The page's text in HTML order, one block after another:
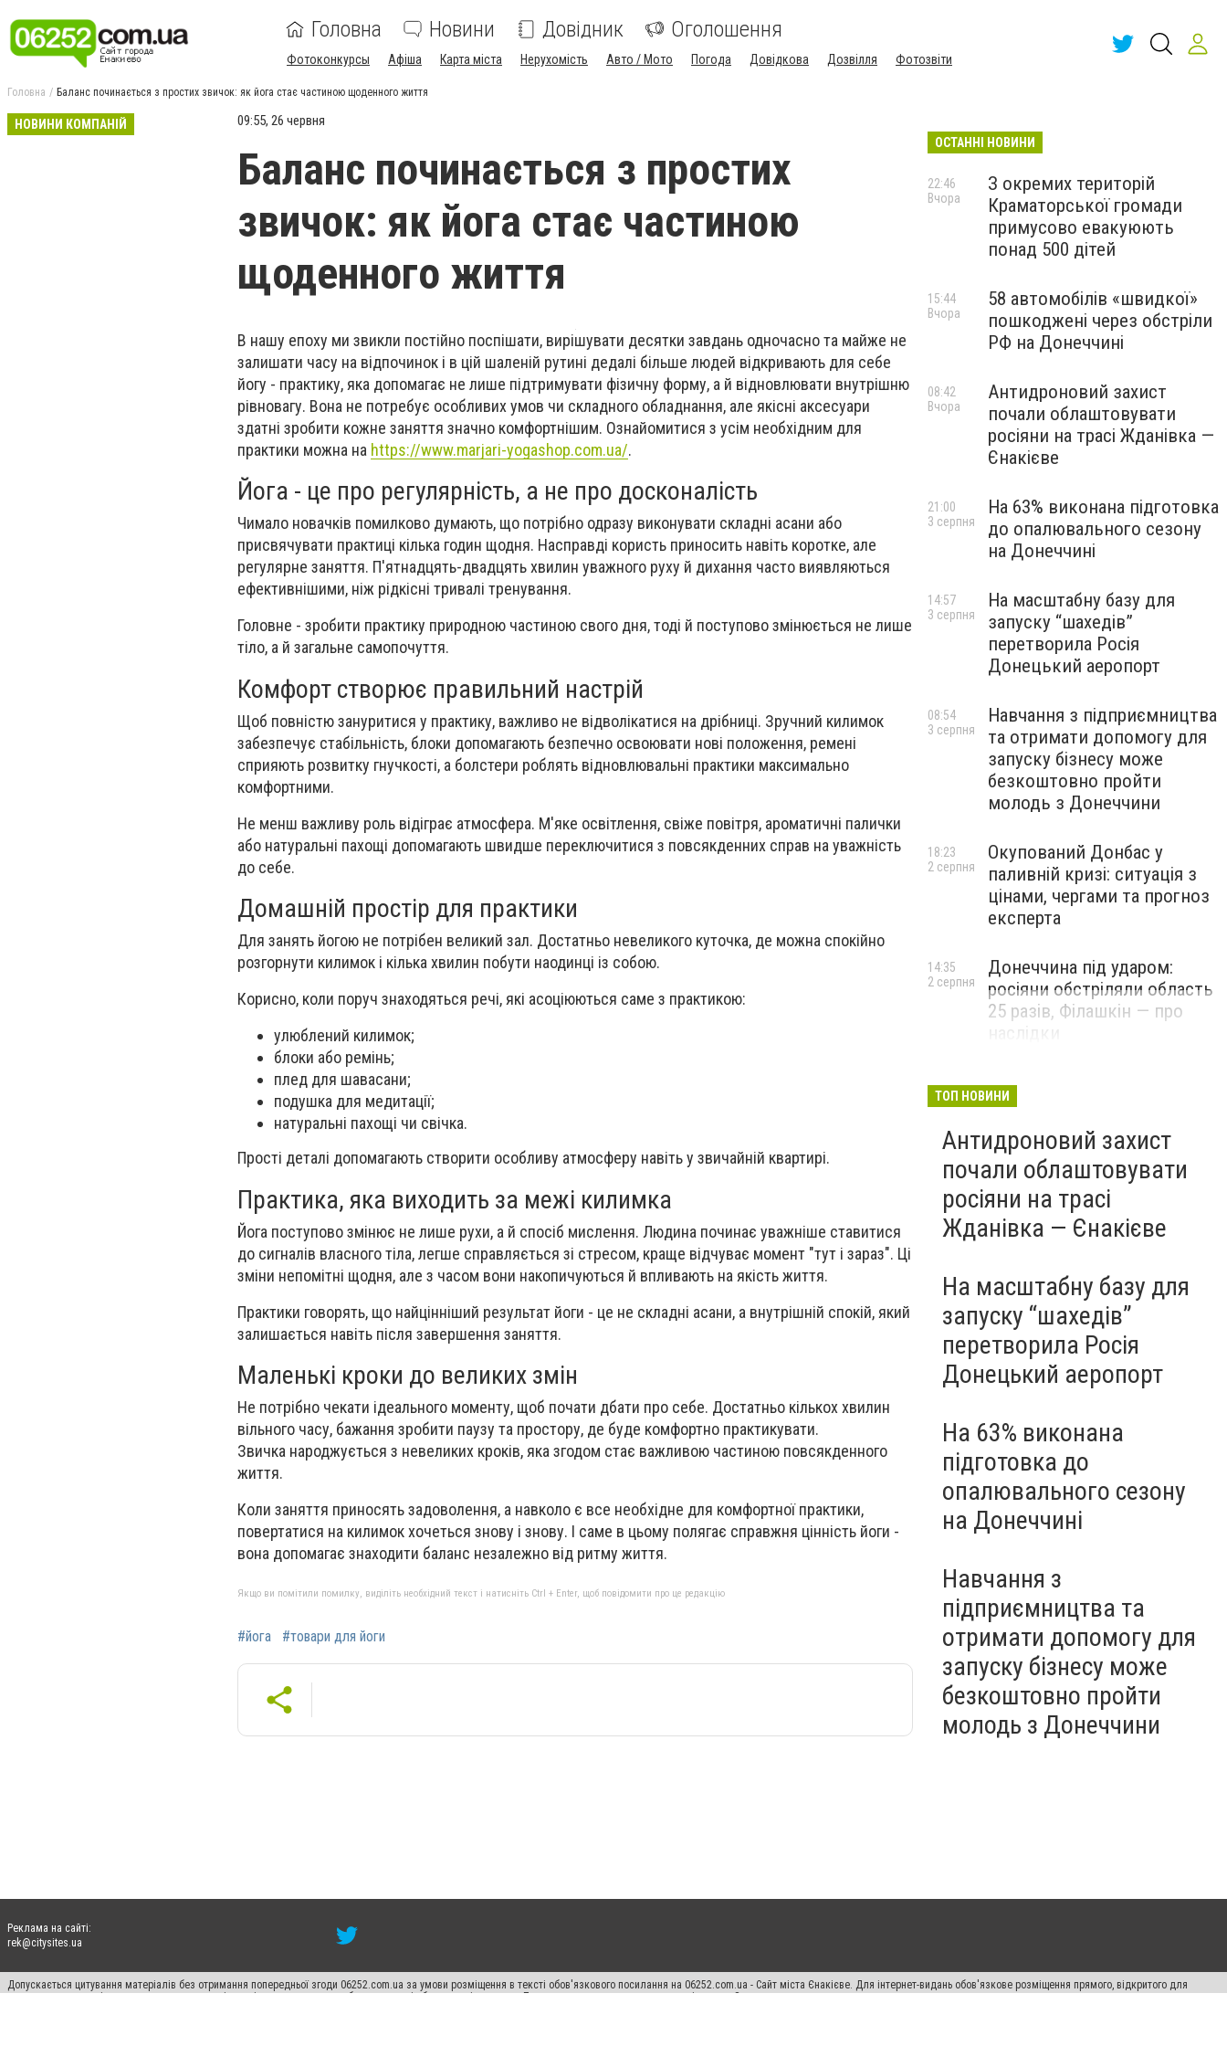
Головна Новини Довідник Оголошення
Фотоконкурсы Афіша Карта міста Нерухомість Авто / Мото Погода Довідкова Дозвілля Фотозвіти
Головна Баланс починається з простих звичок: як йога стає частиною щоденного життя
НОВИНИ КОМПАНІЙ 09:55, 26 червня
Баланс починається з простих
звичок: як йога стає частиною
щоденного життя
В нашу епоху ми звикли постійно поспішати, вирішувати десятки завдань одночасно та майже не
залишати часу на відпочинок і в цій шаленій рутині дедалі більше людей відкривають для себе
йогу - практику, яка допомагає не лише підтримувати фізичну форму, а й відновлювати внутрішню
рівновагу. Вона не потребує особливих умов чи складного обладнання, але якісні аксесуари
здатні зробити кожне заняття значно комфортнішим. Ознайомитися з усім необхідним для
практики можна на https://www.marjari-yogashop.com.ua/.
Йога - це про регулярність, а не про досконалість
Чимало новачків помилково думають, що потрібно одразу виконувати складні асани або
присвячувати практиці кілька годин щодня. Насправді користь приносить навіть коротке, але
регулярне заняття. П'ятнадцять-двадцять хвилин уважного руху й дихання часто виявляються
ефективнішими, ніж рідкісні тривалі тренування.
Головне - зробити практику природною частиною свого дня, тоді й поступово змінюється не лише
тіло, а й загальне самопочуття.
Комфорт створює правильний настрій
Щоб повністю зануритися у практику, важливо не відволікатися на дрібниці. Зручний килимок
забезпечує стабільність, блоки допомагають безпечно освоювати нові положення, ремені
сприяють розвитку гнучкості, а болстери роблять відновлювальні практики максимально
комфортними.
Не менш важливу роль відіграє атмосфера. М'яке освітлення, свіже повітря, ароматичні палички
або натуральні пахощі допомагають швидше переключитися з повсякденних справ на уважність
до себе.
Домашній простір для практики
Для занять йогою не потрібен великий зал. Достатньо невеликого куточка, де можна спокійно
розгорнути килимок і кілька хвилин побути наодинці із собою.
Корисно, коли поруч знаходяться речі, які асоціюються саме з практикою:
улюблений килимок;
блоки або ремінь;
плед для шавасани;
подушка для медитації;
натуральні пахощі чи свічка.
Прості деталі допомагають створити особливу атмосферу навіть у звичайній квартирі.
Практика, яка виходить за межі килимка
Йога поступово змінює не лише рухи, а й спосіб мислення. Людина починає уважніше ставитися
до сигналів власного тіла, легше справляється зі стресом, краще відчуває момент "тут і зараз". Ці
зміни непомітні щодня, але з часом вони накопичуються й впливають на якість життя.
Практики говорять, що найцінніший результат йоги - це не складні асани, а внутрішній спокій, який
залишається навіть після завершення заняття.
Маленькі кроки до великих змін
Не потрібно чекати ідеального моменту, щоб почати дбати про себе. Достатньо кількох хвилин
вільного часу, бажання зробити паузу та простору, де буде комфортно практикувати.
Звичка народжується з невеликих кроків, яка згодом стає важливою частиною повсякденного
життя.
Коли заняття приносять задоволення, а навколо є все необхідне для комфортної практики,
повертатися на килимок хочеться знову і знову. І саме в цьому полягає справжня цінність йоги -
вона допомагає знаходити баланс незалежно від ритму життя.
Якщо ви помітили помилку, виділіть необхідний текст і натисніть Ctrl + Enter, щоб повідомити про це редакцію
#йога #товари для йоги
ОСТАННІ НОВИНИ
З окремих територій
Краматорської громади
примусово евакуюють
понад 500 дітей
22:46
Вчора
58 автомобілів «швидкої»
пошкоджені через обстріли
РФ на Донеччині
15:44
Вчора
Антидроновий захист
почали облаштовувати
росіяни на трасі Жданівка —
Єнакієве
08:42
Вчора
На 63% виконана підготовка
до опалювального сезону
на Донеччині
21:00
3 серпня
На масштабну базу для
запуску “шахедів”
перетворила Росія
Донецький аеропорт
14:57
3 серпня
Навчання з підприємництва
та отримати допомогу для
запуску бізнесу може
безкоштовно пройти
молодь з Донеччини
08:54
3 серпня
Окупований Донбас у
паливній кризі: ситуація з
цінами, чергами та прогноз
експерта
18:23
2 серпня
Донеччина під ударом:
росіяни обстріляли область
25 разів, Філашкін — про
14:35
2 серпня
ТОП НОВИНИ
Антидроновий захист
почали облаштовувати
росіяни на трасі
Жданівка — Єнакієве
На масштабну базу для
запуску “шахедів”
перетворила Росія
Донецький аеропорт
На 63% виконана
підготовка до
опалювального сезону
на Донеччині
Навчання з
підприємництва та
отримати допомогу для
запуску бізнесу може
безкоштовно пройти
молодь з Донеччини
Реклама на сайті:
rek@citysites.ua
Допускається цитування матеріалів без отримання попередньої згоди 06252.com.ua за умови розміщення в тексті обов'язкового посилання на 06252.com.ua - Сайт міста Єнакієве. Для інтернет-видань обов'язкове розміщення прямого, відкритого для
пошукових систем гіперпосилання на цитовані статті не нижче другого абзацу в тексті або в якості джерела. Порушення виняткових прав переслідується Законом.